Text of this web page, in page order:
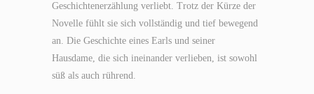
Geschichtenerzählung verliebt. Trotz der Kürze der
Novelle fühlt sie sich vollständig und tief bewegend
an. Die Geschichte eines Earls und seiner
Hausdame, die sich ineinander verlieben, ist sowohl
süß als auch rührend.